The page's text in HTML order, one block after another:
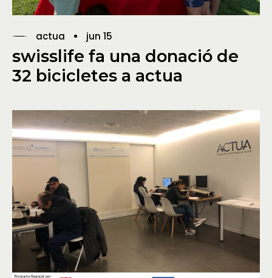
actua jun 15
swisslife fa una donació de
32 bicicletes a actua